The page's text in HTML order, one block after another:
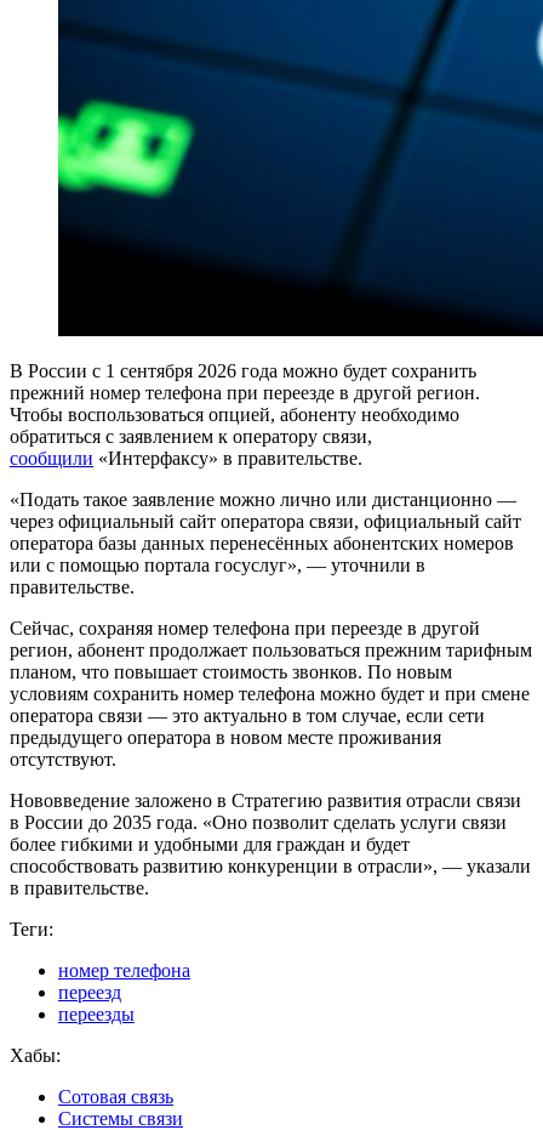
В России с 1 сентября 2026 года можно будет сохранить
прежний номер телефона при переезде в другой регион.
Чтобы воспользоваться опцией, абоненту необходимо
обратиться с заявлением к оператору связи,
сообщили «Интерфаксу» в правительстве.
«Подать такое заявление можно лично или дистанционно —
через официальный сайт оператора связи, официальный сайт
оператора базы данных перенесённых абонентских номеров
или с помощью портала госуслуг», — уточнили в
правительстве.
Сейчас, сохраняя номер телефона при переезде в другой
регион, абонент продолжает пользоваться прежним тарифным
планом, что повышает стоимость звонков. По новым
условиям сохранить номер телефона можно будет и при смене
оператора связи — это актуально в том случае, если сети
предыдущего оператора в новом месте проживания
отсутствуют.
Нововведение заложено в Стратегию развития отрасли связи
в России до 2035 года. «Оно позволит сделать услуги связи
более гибкими и удобными для граждан и будет
способствовать развитию конкуренции в отрасли», — указали
в правительстве.
Теги:
номер телефона
переезд
переезды
Хабы:
Сотовая связь
Системы связи